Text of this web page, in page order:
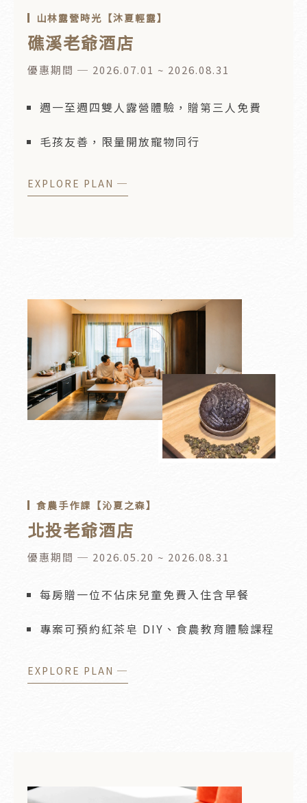
山林露營時光【沐夏輕露】
礁溪老爺酒店
優惠期間 ─ 2026.07.01 ~ 2026.08.31
週一至週四雙人露營體驗，贈第三人免費
毛孩友善，限量開放寵物同行
EXPLORE PLAN ─
食農手作課【沁夏之森】
北投老爺酒店
優惠期間 ─ 2026.05.20 ~ 2026.08.31
每房贈一位不佔床兒童免費入住含早餐
專案可預約紅茶皂 DIY、食農教育體驗課程
EXPLORE PLAN ─